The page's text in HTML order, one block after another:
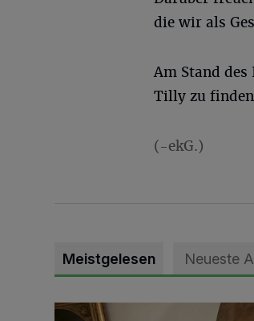
die wir als
Am Stand
Tilly zu
(-ekG.)
Meistgelesen Neueste
„Loss dir nix jefalle“ in 7 Tage 1